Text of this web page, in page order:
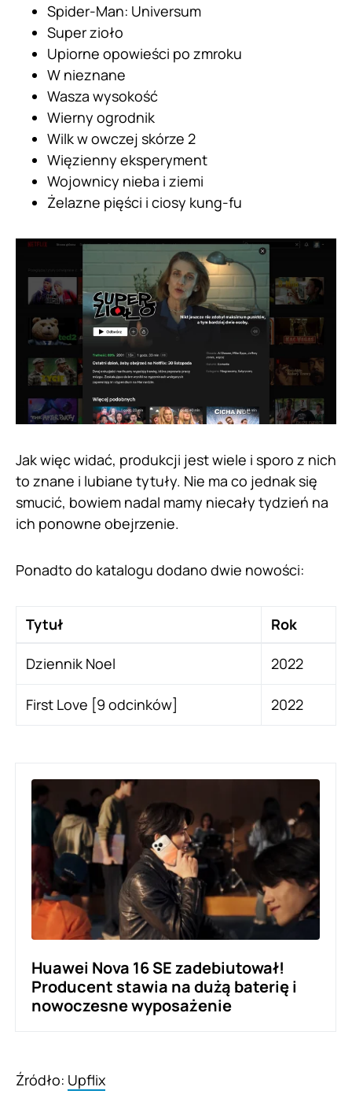
Spider-Man: Universum
Super zioło
Upiorne opowieści po zmroku
W nieznane
Wasza wysokość
Wierny ogrodnik
Wilk w owczej skórze 2
Więzienny eksperyment
Wojownicy nieba i ziemi
Żelazne pięści i ciosy kung-fu
Jak więc widać, produkcji jest wiele i sporo z nich
to znane i lubiane tytuły. Nie ma co jednak się
smucić, bowiem nadal mamy niecały tydzień na
ich ponowne obejrzenie.
Ponadto do katalogu dodano dwie nowości:
Tytuł Rok
Dziennik Noel 2022
First Love [9 odcinków] 2022
Huawei Nova 16 SE zadebiutował!
Producent stawia na dużą baterię i
nowoczesne wyposażenie
Źródło: Upflix